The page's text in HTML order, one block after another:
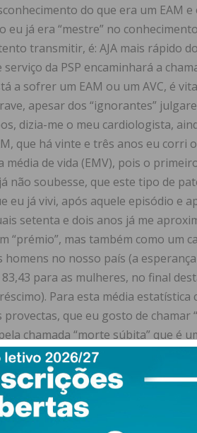
do que era um EAM
já era “mestre” no
transmitir, é: AJA mais rápido
da PSP encaminhará a
a sofrer um EAM ou um AVC, é
apesar dos “ignorantes”
dizia-me o meu cardiologista,
que há vinte e três anos eu corri
de vida (EMV), pois o
não soubesse, que este tipo de
eu já vivi, após aquele episódio e
setenta e dois anos já me
“prémio”, mas também como um
no nosso país (a esperança
para as mulheres, no final
Para esta média estatística
que eu gosto de chamar
chamada “morte súbita” que é
não tivesse corrido para a
o que era um enfarte do
pois a conjugação destas
doenças cardiovasculares.